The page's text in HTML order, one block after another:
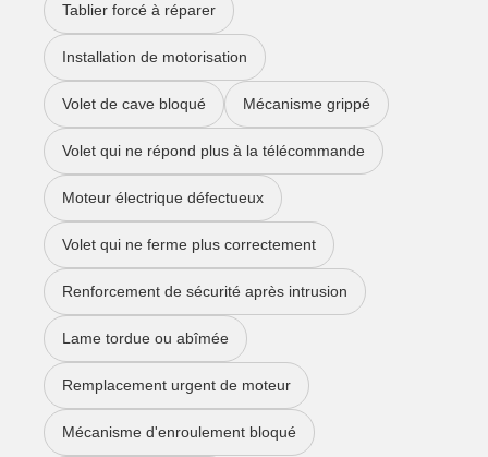
Tablier forcé à réparer
Installation de motorisation
Volet de cave bloqué Mécanisme grippé
Volet qui ne répond plus à la télécommande
Moteur électrique défectueux
Volet qui ne ferme plus correctement
Renforcement de sécurité après intrusion
Lame tordue ou abîmée
Remplacement urgent de moteur
Mécanisme d'enroulement bloqué